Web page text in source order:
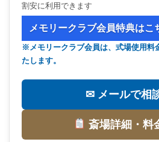
割安に利用できます
メモリークラブ会員特典はこ
※メモリークラブ会員は、式場使用料
たします。
✉ メールで相
斎場詳細・料